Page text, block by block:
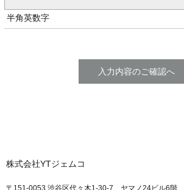
半角英数字
株式会社YTジェムコ
〒151-0053 渋谷区代々木1-30-7 ヤマノ24ビル6階